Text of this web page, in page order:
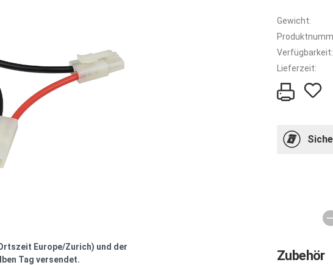
Europe/Zurich) und der
Tag versendet.
Gewicht:
Verfügbarkeit:
Lieferzeit:
Zubehör